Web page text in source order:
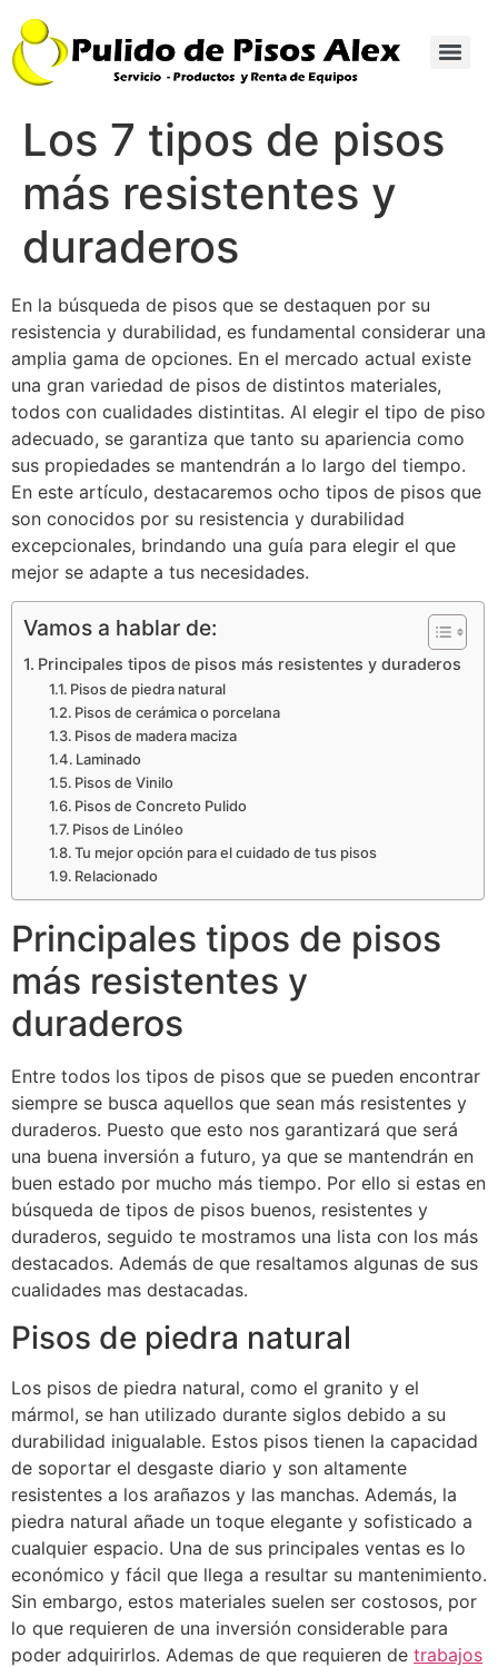
Los 7 tipos de pisos
más resistentes y
duraderos
En la búsqueda de pisos que se destaquen por su
resistencia y durabilidad, es fundamental considerar una
amplia gama de opciones. En el mercado actual existe
una gran variedad de pisos de distintos materiales,
todos con cualidades distintitas. Al elegir el tipo de piso
adecuado, se garantiza que tanto su apariencia como
sus propiedades se mantendrán a lo largo del tiempo.
En este artículo, destacaremos ocho tipos de pisos que
son conocidos por su resistencia y durabilidad
excepcionales, brindando una guía para elegir el que
mejor se adapte a tus necesidades.
Vamos a hablar de:
Principales tipos de pisos más resistentes y duraderos
Pisos de piedra natural
Pisos de cerámica o porcelana
Pisos de madera maciza
Laminado
Pisos de Vinilo
Pisos de Concreto Pulido
Pisos de Linóleo
Tu mejor opción para el cuidado de tus pisos
Relacionado
Principales tipos de pisos
más resistentes y
duraderos
Entre todos los tipos de pisos que se pueden encontrar
siempre se busca aquellos que sean más resistentes y
duraderos. Puesto que esto nos garantizará que será
una buena inversión a futuro, ya que se mantendrán en
buen estado por mucho más tiempo. Por ello si estas en
búsqueda de tipos de pisos buenos, resistentes y
duraderos, seguido te mostramos una lista con los más
destacados. Además de que resaltamos algunas de sus
cualidades mas destacadas.
Pisos de piedra natural
Los pisos de piedra natural, como el granito y el
mármol, se han utilizado durante siglos debido a su
durabilidad inigualable. Estos pisos tienen la capacidad
de soportar el desgaste diario y son altamente
resistentes a los arañazos y las manchas. Además, la
piedra natural añade un toque elegante y sofisticado a
cualquier espacio. Una de sus principales ventas es lo
económico y fácil que llega a resultar su mantenimiento.
Sin embargo, estos materiales suelen ser costosos, por
lo que requieren de una inversión considerable para
poder adquirirlos. Ademas de que requieren de trabajos